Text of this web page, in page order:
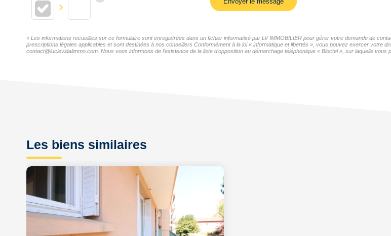
« Les informations recueillies sur ce formulaire sont enregistrées dans un fichier informatisé par LV IMMOBILIER pour gérer votre demande de
prescriptions légales applicables et sont destinées à nos conseillers Conformément à la loi « informatique et libertés », vous pouvez exercer votre
contact@lucievidalimmo.com. Nous vous informons de l'existence de la liste d'opposition au démarchage téléphonique « Bloctel », sur laquelle vous
Les biens similaires